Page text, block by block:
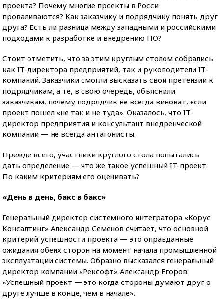
проекта? Почему многие проекты в Росси
проваливаются? Как заказчику и подрядчику понять друг
друга? Есть ли разница между западными и российскими
подходами к разработке и внедрению ПО?
Стоит отметить, что за этим круглым столом собрались
как IT-директора предприятий, так и руководители IT-
компаний. Заказчики смогли высказать свои претензии к
подрядчикам, а те, в свою очередь, объяснили
заказчикам, почему подрядчик не всегда виноват, если
проект пошел «не так и не туда». Оказалось, что IT-
директор предприятия и консультант внедренческой
компании — не всегда антагонисты.
Прежде всего, участники круглого стола попытались
дать определение — что же такое успешный IT-проект.
По каким критериям его оценивать?
«День в день, бакс в бакс»
Генеральный директор системного интегратора «Корус
Консалтинг» Александр Семенов считает, что основной
критерий успешности проекта — это оправданные
ожидания обеих сторон на момент начала промышленной
эксплуатации системы. Образно высказался генеральный
директор компании «Рексофт» Александр Егоров:
«Успешный проект — это когда стороны думают друг о
друге лучше в конце, чем в начале».